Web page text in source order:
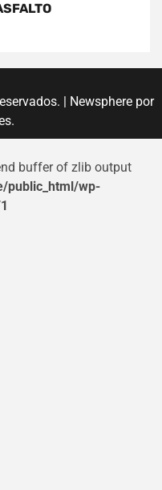
| Newsphere por
buffer of zlib output
public_html/wp-